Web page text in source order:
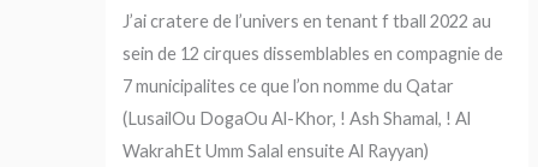
J’ai cratere de l’univers en tenant f tball 2022 au
sein de 12 cirques dissemblables en compagnie de
7 municipalites ce que l’on nomme du Qatar
(LusailOu DogaOu Al-Khor, ! Ash Shamal, ! Al
WakrahEt Umm Salal ensuite Al Rayyan)